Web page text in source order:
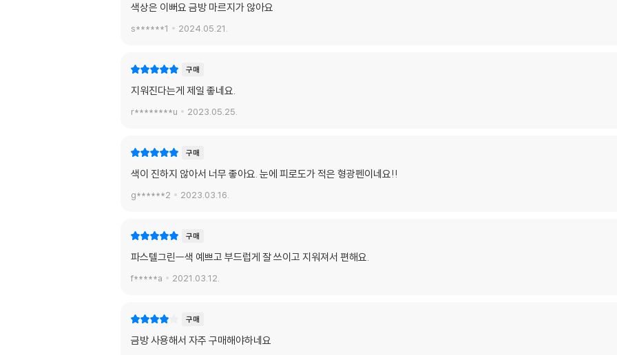
색상은 이뻐요 금방 마르지가 않아요
s******1 2024.05.21.
구매
지워진다는게 제일 좋네요.
r********u 2023.05.25.
구매
색이 진하지 않아서 너무 좋아요. 눈에 피로도가 적은 형광펜이네요!!
g******2 2023.03.16.
구매
파스텔그린ㅡ색 예쁘고 부드럽게 잘 쓰이고 지워져서 편해요.
f*****a 2021.03.12.
구매
금방 사용해서 자주 구매해야하네요